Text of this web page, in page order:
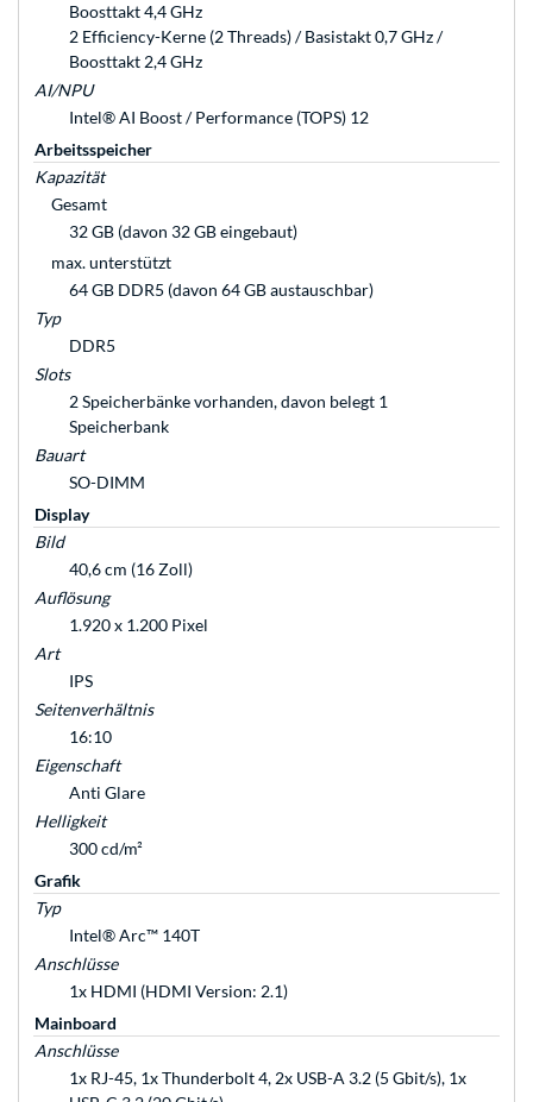
Boosttakt 4,4 GHz
2 Efficiency-Kerne (2 Threads) / Basistakt 0,7 GHz /
Boosttakt 2,4 GHz
AI/NPU
Intel® AI Boost / Performance (TOPS) 12
Arbeitsspeicher
Kapazität
Gesamt
32 GB (davon 32 GB eingebaut)
max. unterstützt
64 GB DDR5 (davon 64 GB austauschbar)
Typ
DDR5
Slots
2 Speicherbänke vorhanden, davon belegt 1
Speicherbank
Bauart
SO-DIMM
Display
Bild
40,6 cm (16 Zoll)
Auflösung
1.920 x 1.200 Pixel
Art
IPS
Seitenverhältnis
16:10
Eigenschaft
Anti Glare
Helligkeit
300 cd/m²
Grafik
Typ
Intel® Arc™ 140T
Anschlüsse
1x HDMI (HDMI Version: 2.1)
Mainboard
Anschlüsse
1x RJ-45, 1x Thunderbolt 4, 2x USB-A 3.2 (5 Gbit/s), 1x